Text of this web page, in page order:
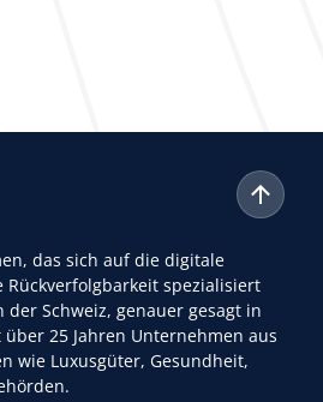
das sich auf die digitale
spezialisiert
Schweiz, genauer gesagt in
25 Jahren Unternehmen aus
wie Luxusgüter, Gesundheit,